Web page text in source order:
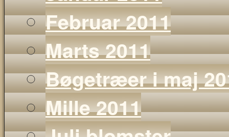
Februar 2011
Marts 2011
Bøgetræer i maj
Mille 2011